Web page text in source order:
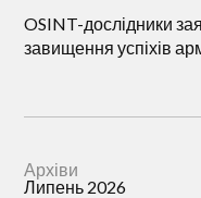
OSINT-дослідники
завищення успіхів
Архіви
Липень 2026